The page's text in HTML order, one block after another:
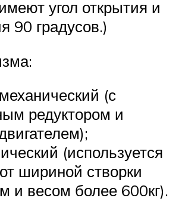
угол открытия и
90 градусов.)
(с
редуктором и
(используется
шириной створки
и весом более 600кг).